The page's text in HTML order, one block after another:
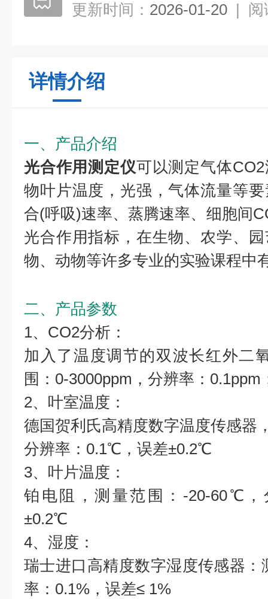
更新时间： 2026-01-20 | 阅
详情介绍
一、产品介绍
光合作用测定仪可以测定气体
物叶片温度，光强，气体流量等
合(呼吸)速率、蒸腾速率、细胞间
光合作用指标，在生物、农学、
物、动物等许多专业的实验课程中
二、产品参数
1、CO2分析：
加入了温度调节的双波长红外二
围：0-3000ppm，分辨率：0.1ppm
2、叶室温度：
德国贺利氏高精度数字温度传感器
分辨率：0.1℃，误差±0.2℃
3、叶片温度：
铂电阻，测量范围：-20-60℃
±0.2℃
4、湿度：
瑞士进口高精度数字湿度传感器：
率：0.1%，误差≤ 1%